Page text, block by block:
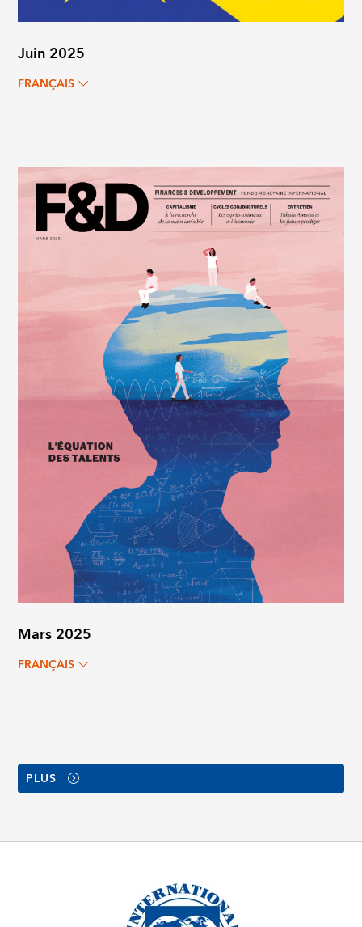
Juin 2025
FRANÇAIS
Mars 2025
FRANÇAIS
PLUS